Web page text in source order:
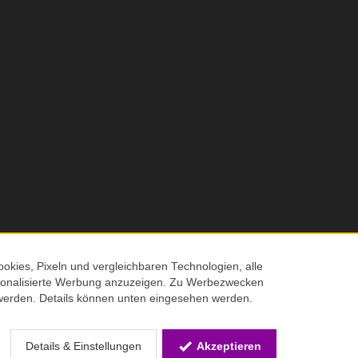
© 2026 Screenmaxx
Pixeln und vergleichbaren Technologien, alle
Werbung anzuzeigen. Zu Werbezwecken
Details können unten eingesehen werden.
Details & Einstellungen Akzeptieren